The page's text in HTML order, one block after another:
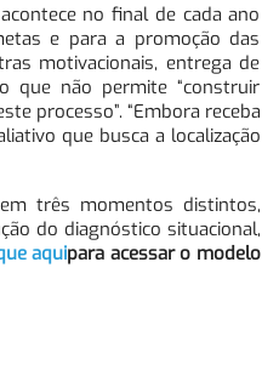
no final de cada ano
e para a promoção das
motivacionais, entrega de
que não permite “construir
processo”. “Embora receba
que busca a localização
três momentos distintos,
do diagnóstico situacional,
aquipara acessar o modelo